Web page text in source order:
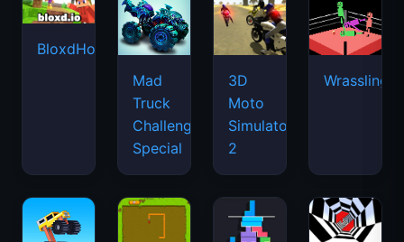
BloxdHop.io
Mad
Truck
Challenge
Special
3D
Moto
Simulator
2
Wrassling